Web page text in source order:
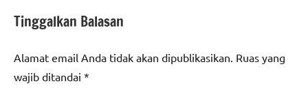
Tinggalkan Balasan
Alamat email Anda tidak akan dipublikasikan. Ruas yang
wajib ditandai *